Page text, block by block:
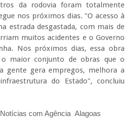
da rodovia foram totalmente
nos próximos dias. "O acesso à
estrada desgastada, com mais de
muitos acidentes e o Governo
Nos próximos dias, essa obra
o maior conjunto de obras que o
gente gera empregos, melhora a
do Estado", concluiu
com Agência Alagoas